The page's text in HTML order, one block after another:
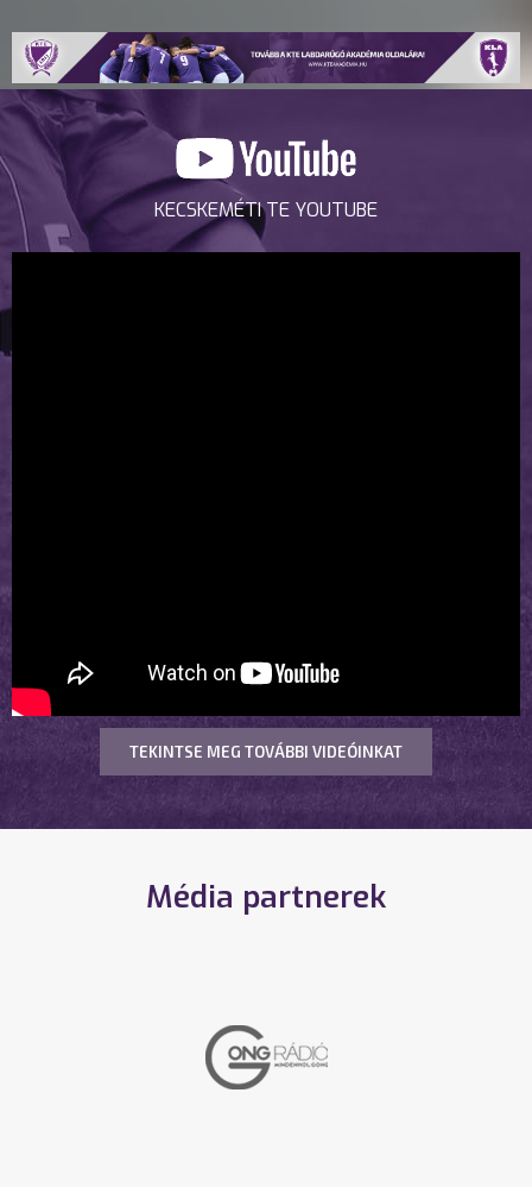
KECSKEMÉTI TE YOUTUBE
TEKINTSE MEG TOVÁBBI VIDEÓINKAT
Média partnerek